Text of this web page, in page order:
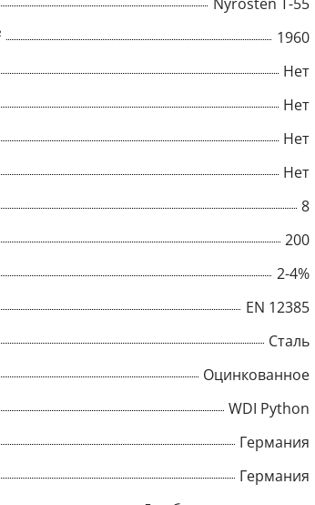
1960
Нет
Нет
Нет
Нет
8
200
2-4%
EN 12385
Сталь
Оцинкованное
WDI Python
Германия
Германия